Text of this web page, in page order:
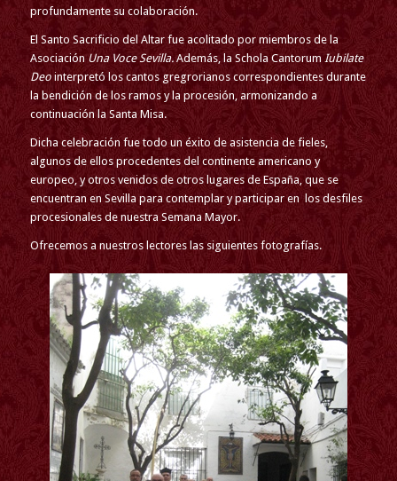
profundamente su colaboración.
El Santo Sacrificio del Altar fue acolitado por miembros de la
Asociación Una Voce Sevilla. Además, la Schola Cantorum Iubilate
Deo interpretó los cantos gregrorianos correspondientes durante
la bendición de los ramos y la procesión, armonizando a
continuación la Santa Misa.
Dicha celebración fue todo un éxito de asistencia de fieles,
algunos de ellos procedentes del continente americano y
europeo, y otros venidos de otros lugares de España, que se
encuentran en Sevilla para contemplar y participar en los desfiles
procesionales de nuestra Semana Mayor.
Ofrecemos a nuestros lectores las siguientes fotografías.